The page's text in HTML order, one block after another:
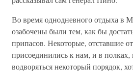
Во время однодневного отдыха в
озабочены были тем, как бы
припасов. Некоторые, отставшие
присоединились к нам, и в
водворяться некоторый порядок,